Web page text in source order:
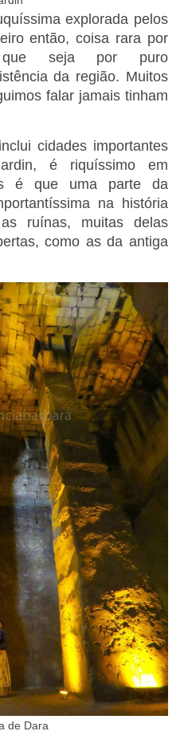
explorada pelos
então, coisa rara por
seja por puro
da região. Muitos
falar jamais tinham
cidades importantes
é riquíssimo em
é que uma parte da
na história
ruínas, muitas delas
como as da antiga
de Dara